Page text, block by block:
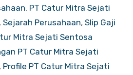
, PT Catur Mitra Sejati
, Sejarah Perusahaan, Slip Gaji
Mitra Sejati Sentosa
PT Catur Mitra Sejati
, Profile PT Catur Mitra Sejati